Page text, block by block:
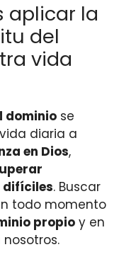
aplicar la
del
vida
dominio se
diaria a
en Dios,
difíciles. Buscar
todo momento
propio y en